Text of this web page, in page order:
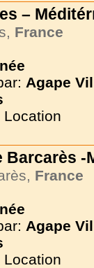
–
France
Agape
Location
Barcarès -
France
Agape
Location